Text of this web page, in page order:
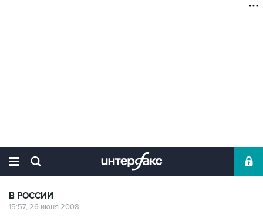
В РОССИИ
15:57, 26 июня 2008